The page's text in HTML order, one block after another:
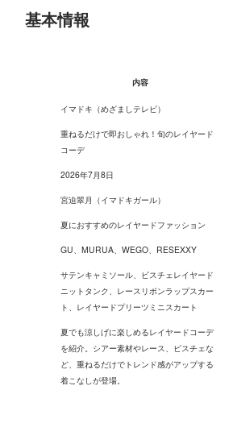
基本情報
内容
イマドキ（めざましテレビ）
重ねるだけで即おしゃれ！旬のレイヤード
コーデ
2026年7月8日
宮迫翠月（イマドキガール）
夏におすすめのレイヤードファッション
GU、MURUA、WEGO、RESEXXY
サテンキャミソール、ビスチェレイヤード
ニットタンク、レースリボンラップスカー
ト、レイヤードプリーツミニスカート
夏でも涼しげに楽しめるレイヤードコーデ
を紹介。シアー素材やレース、ビスチェな
ど、重ねるだけでトレンド感がアップする
着こなしが登場。